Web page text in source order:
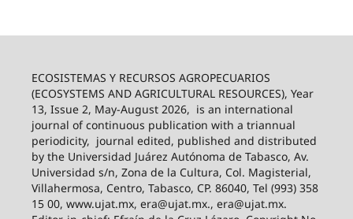
ECOSISTEMAS Y RECURSOS AGROPECUARIOS
(ECOSYSTEMS AND AGRICULTURAL RESOURCES), Year
13, Issue 2, May-August 2026, is an international
journal of continuous publication with a triannual
periodicity, journal edited, published and distributed
by the Universidad Juárez Autónoma de Tabasco, Av.
Universidad s/n, Zona de la Cultura, Col. Magisterial,
Villahermosa, Centro, Tabasco, CP. 86040, Tel (993) 358
15 00, www.ujat.mx, era@ujat.mx., era@ujat.mx.